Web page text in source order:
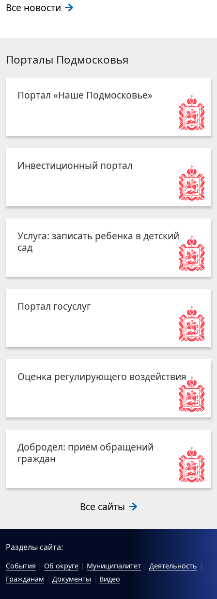
Все новости
Порталы Подмосковья
Портал «Наше Подмосковье»
Инвестиционный портал
Услуга: записать ребенка в детский
сад
Портал госуслуг
Оценка регулирующего воздействия
Добродел: приём обращений
граждан
Все сайты
Разделы сайта:
События Об округе Муниципалитет
Деятельность
Гражданам
Документы Видео